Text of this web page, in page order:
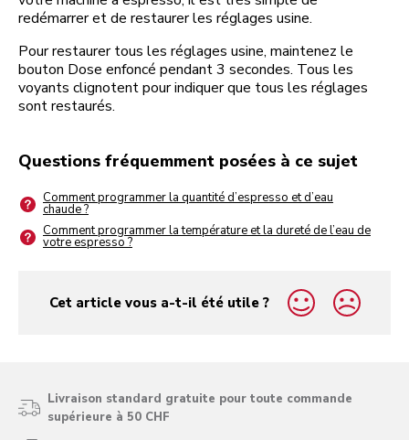
redémarrer et de restaurer les réglages usine.
Pour restaurer tous les réglages usine, maintenez le
bouton Dose enfoncé pendant 3 secondes. Tous les
voyants clignotent pour indiquer que tous les réglages
sont restaurés.
Questions fréquemment posées à ce sujet
Comment programmer la quantité d’espresso et d’eau
chaude ?
Comment programmer la température et la dureté de l’eau de
votre espresso ?
Cet article vous a-t-il été utile ?
yes
no
Livraison standard gratuite pour toute commande
supérieure à 50 CHF